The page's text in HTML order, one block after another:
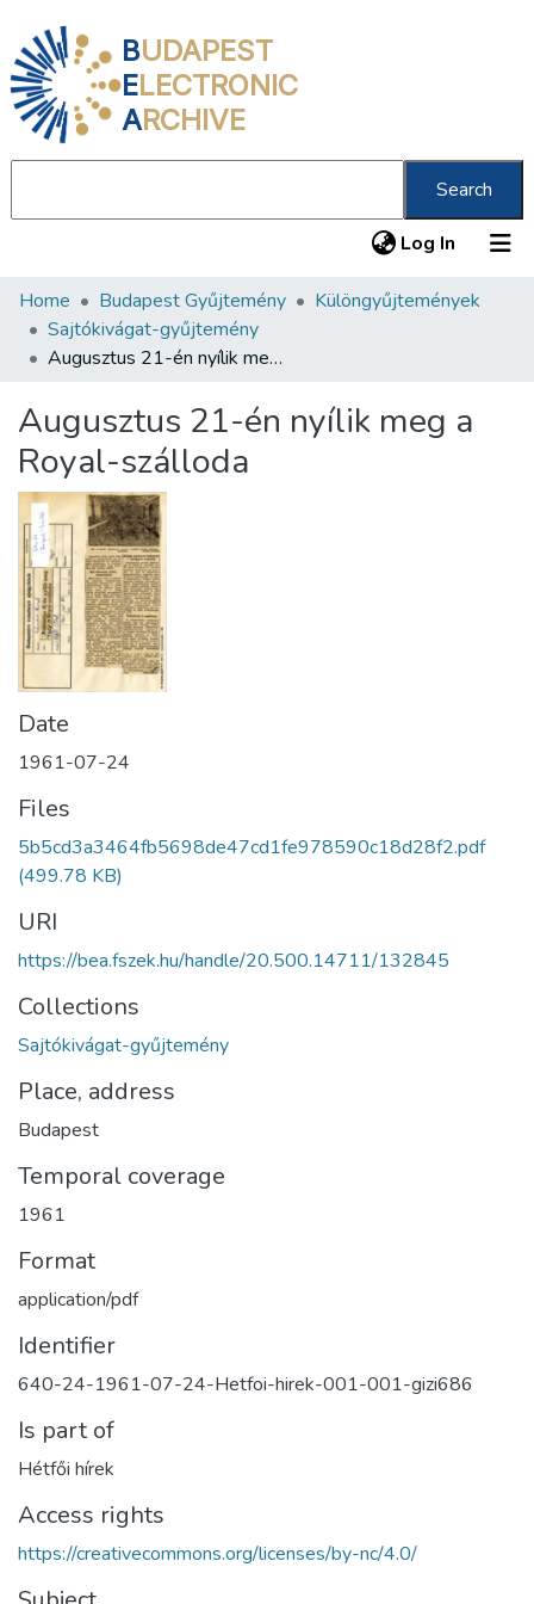
BUDAPEST
ELECTRONIC
ARCHIVE
Search
Log In (current)
Communities & Collections
All of DSpace
About us
Home Budapest Gyűjtemény
Különgyűjtemények
Sajtókivágat-gyűjtemény
Augusztus 21-én nyílik meg a Royal-szálloda
Augusztus 21-én nyílik meg a
Royal-szálloda
Date
1961-07-24
Files
5b5cd3a3464fb5698de47cd1fe978590c18d28f2.pdf
(499.78 KB)
URI
https://bea.fszek.hu/handle/20.500.14711/132845
Collections
Sajtókivágat-gyűjtemény
Place, address
Budapest
Temporal coverage
1961
Format
application/pdf
Identifier
640-24-1961-07-24-Hetfoi-hirek-001-001-gizi686
Is part of
Hétfői hírek
Access rights
https://creativecommons.org/licenses/by-nc/4.0/